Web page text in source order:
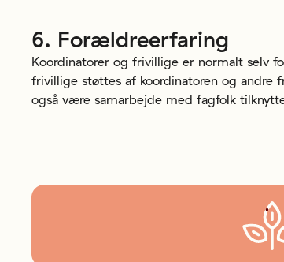
6. Forældreerfaring
Koordinatorer og frivillige er normalt selv
frivillige støttes af koordinatoren og andre
også være samarbejde med fagfolk